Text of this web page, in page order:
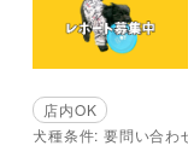
店内OK
犬種条件: 要問い合わ